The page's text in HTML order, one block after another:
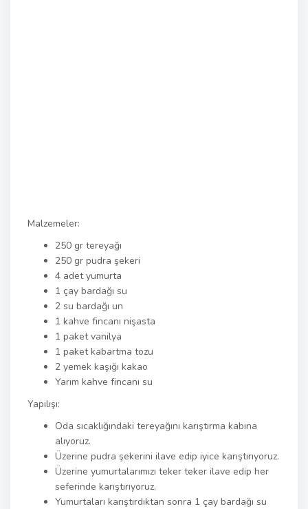
Malzemeler:
250 gr tereyağı
250 gr pudra şekeri
4 adet yumurta
1 çay bardağı su
2 su bardağı un
1 kahve fincanı nişasta
1 paket vanilya
1 paket kabartma tozu
2 yemek kaşığı kakao
Yarım kahve fincanı su
Yapılışı:
Oda sıcaklığındaki tereyağını karıştırma kabına
alıyoruz.
Üzerine pudra şekerini ilave edip iyice karıştırıyoruz.
Üzerine yumurtalarımızı teker teker ilave edip her
seferinde karıştırıyoruz.
Yumurtaları karıştırdıktan sonra 1 çay bardağı su